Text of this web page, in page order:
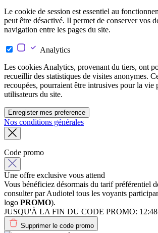
Le cookie de session est essentiel au
peut être désactivé. Il permet de conserver vos
navigation entre les pages du site.
Analytics
Les cookies Analytics, provenant du tiers, ont
recueillir des statistiques de visites anonymes.
recoupées, pourraient être intrusives pour la vie
utilisateurs du site.
Enregister mes preference
Nos conditions générales
Code promo
Une offre exclusive vous attend
Vous bénéficiez désormais du tarif préférentiel
consulter par Audiotel tous les voyants
logo PROMO).
JUSQU'À LA FIN DU CODE PROMO:
Supprimer le code promo